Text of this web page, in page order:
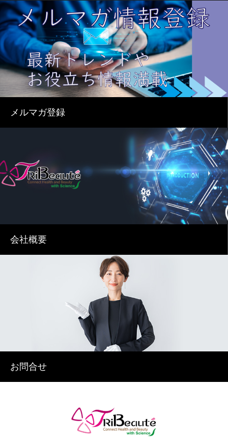
メルマガ登録
会社概要
お問合せ